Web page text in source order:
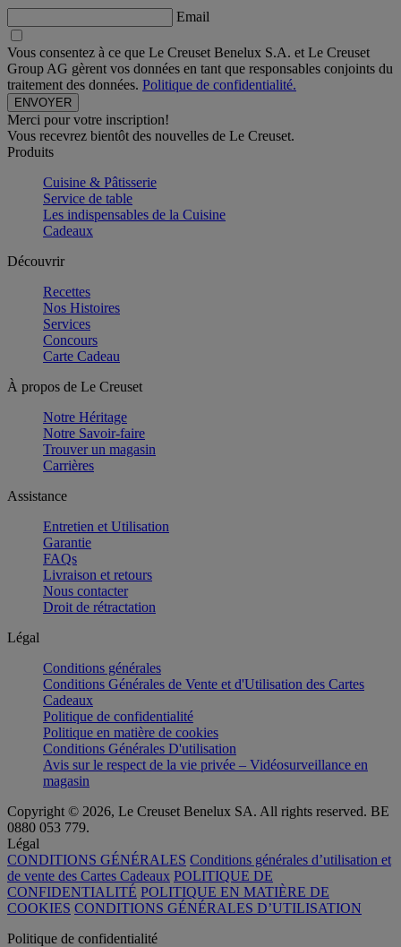
Email
Vous consentez à ce que Le Creuset Benelux S.A. et Le Creuset
Group AG gèrent vos données en tant que responsables conjoints du
traitement des données. Politique de confidentialité.
Merci pour votre inscription!
Vous recevrez bientôt des nouvelles de Le Creuset.
Produits
Cuisine & Pâtisserie
Service de table
Les indispensables de la Cuisine
Cadeaux
Découvrir
Recettes
Nos Histoires
Services
Concours
Carte Cadeau
À propos de Le Creuset
Notre Héritage
Notre Savoir-faire
Trouver un magasin
Carrières
Assistance
Entretien et Utilisation
Garantie
FAQs
Livraison et retours
Nous contacter
Droit de rétractation
Légal
Conditions générales
Conditions Générales de Vente et d'Utilisation des Cartes
Cadeaux
Politique de confidentialité
Politique en matière de cookies
Conditions Générales D'utilisation
Avis sur le respect de la vie privée – Vidéosurveillance en
magasin
Copyright © 2026, Le Creuset Benelux SA. All rights reserved. BE
0880 053 779.
Légal
CONDITIONS GÉNÉRALES Conditions générales d’utilisation et
de vente des Cartes Cadeaux POLITIQUE DE
CONFIDENTIALITÉ POLITIQUE EN MATIÈRE DE
COOKIES CONDITIONS GÉNÉRALES D’UTILISATION
Politique de confidentialité